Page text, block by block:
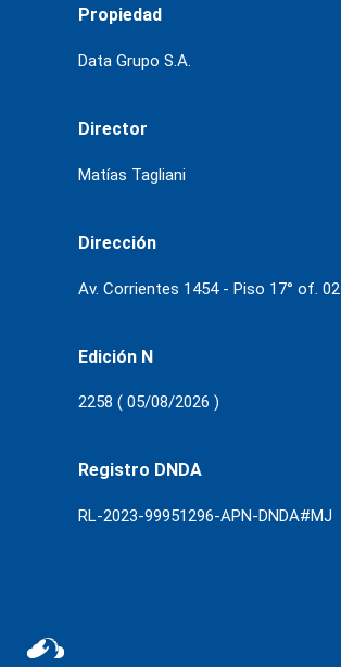
Propiedad
Data Grupo S.A.
Director
Matías Tagliani
Dirección
Av. Corrientes 1454 - Piso 17° of. 02
Edición N
2258 ( 05/08/2026 )
Registro DNDA
RL-2023-99951296-APN-DNDA#MJ